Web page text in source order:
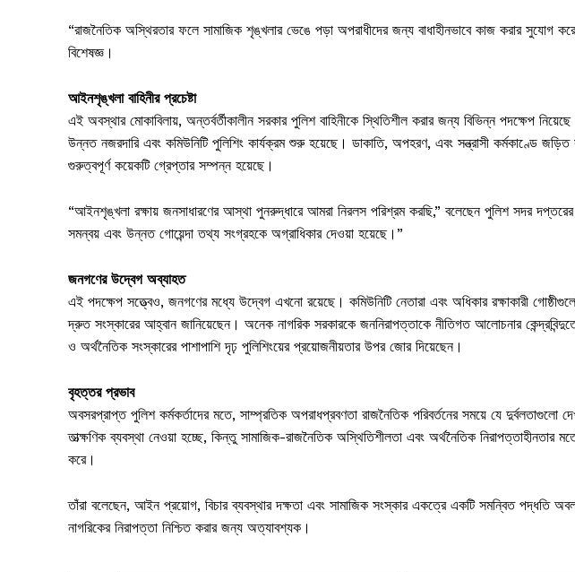
“রাজনৈতিক অস্থিরতার ফলে সামাজিক শৃঙ্খলার ভেঙে পড়া অপরাধীদের জন্য বাধাহীনভাবে কাজ করার সুযোগ
বিশেষজ্ঞ।
আইনশৃঙ্খলা বাহিনীর প্রচেষ্টা
এই অবস্থার মোকাবিলায়, অন্তর্বর্তীকালীন সরকার পুলিশ বাহিনীকে স্থিতিশীল করার জন্য বিভিন্ন পদক্ষেপ
উন্নত নজরদারি এবং কমিউনিটি পুলিশিং কার্যক্রম শুরু হয়েছে। ডাকাতি, অপহরণ, এবং সন্ত্রাসী কর্মকাণ্ডে
গুরুত্বপূর্ণ কয়েকটি গ্রেপ্তার সম্পন্ন হয়েছে।
“আইনশৃঙ্খলা রক্ষায় জনসাধারণের আস্থা পুনরুদ্ধারে আমরা নিরলস পরিশ্রম করছি,” বলেছেন পুলিশ সদর
সমন্বয় এবং উন্নত গোয়েন্দা তথ্য সংগ্রহকে অগ্রাধিকার দেওয়া হয়েছে।”
জনগণের উদ্বেগ অব্যাহত
এই পদক্ষেপ সত্ত্বেও, জনগণের মধ্যে উদ্বেগ এখনো রয়েছে। কমিউনিটি নেতারা এবং অধিকার রক্ষাকারী
দ্রুত সংস্কারের আহ্বান জানিয়েছেন। অনেক নাগরিক সরকারকে জননিরাপত্তাকে নীতিগত আলোচনার কেন্দ্রবিন্দুতে
ও অর্থনৈতিক সংস্কারের পাশাপাশি দৃঢ় পুলিশিংয়ের প্রয়োজনীয়তার উপর জোর দিয়েছেন।
বৃহত্তর প্রভাব
অবসরপ্রাপ্ত পুলিশ কর্মকর্তাদের মতে, সাম্প্রতিক অপরাধপ্রবণতা রাজনৈতিক পরিবর্তনের সময়ে যে দুর্বলতাগুলো
তাত্ক্ষণিক ব্যবস্থা নেওয়া হচ্ছে, কিন্তু সামাজিক-রাজনৈতিক অস্থিতিশীলতা এবং অর্থনৈতিক নিরাপত্তাহীনতার
করে।
তাঁরা বলেছেন, আইন প্রয়োগ, বিচার ব্যবস্থার দক্ষতা এবং সামাজিক সংস্কার একত্রে একটি সমন্বিত পদ্ধতি
নাগরিকের নিরাপত্তা নিশ্চিত করার জন্য অত্যাবশ্যক।